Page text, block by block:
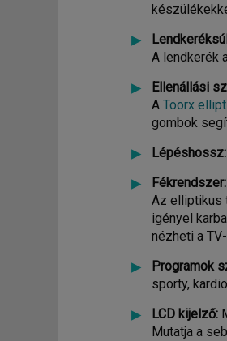
A lendkerék
Ellenállási
A Toorx
gombok
Lépéshossz:
Fékrendszer:
Az elliptikus
igényel
nézheti a
Programok
sporty,
LCD kijelző:
Mutatja a